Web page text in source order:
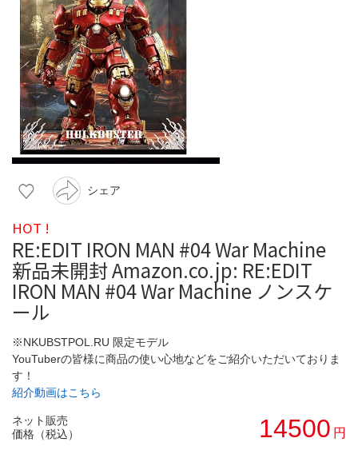
シェア
HOT !
RE:EDIT IRON MAN #04 War Machine
新品未開封 Amazon.co.jp: RE:EDIT
IRON MAN #04 War Machine ノンスケ
ール
※NKUBSTPOL.RU 限定モデル
YouTuberの皆様に商品の使い心地などをご紹介いただいておりま
す！
紹介動画はこちら
ネット販売
価格（税込）
14500 円